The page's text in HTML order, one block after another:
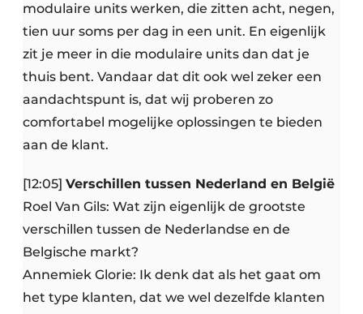
modulaire units werken, die zitten acht, negen,
tien uur soms per dag in een unit. En eigenlijk
zit je meer in die modulaire units dan dat je
thuis bent. Vandaar dat dit ook wel zeker een
aandachtspunt is, dat wij proberen zo
comfortabel mogelijke oplossingen te bieden
aan de klant.
[12:05] Verschillen tussen Nederland en België
Roel Van Gils: Wat zijn eigenlijk de grootste
verschillen tussen de Nederlandse en de
Belgische markt?
Annemiek Glorie: Ik denk dat als het gaat om
het type klanten, dat we wel dezelfde klanten